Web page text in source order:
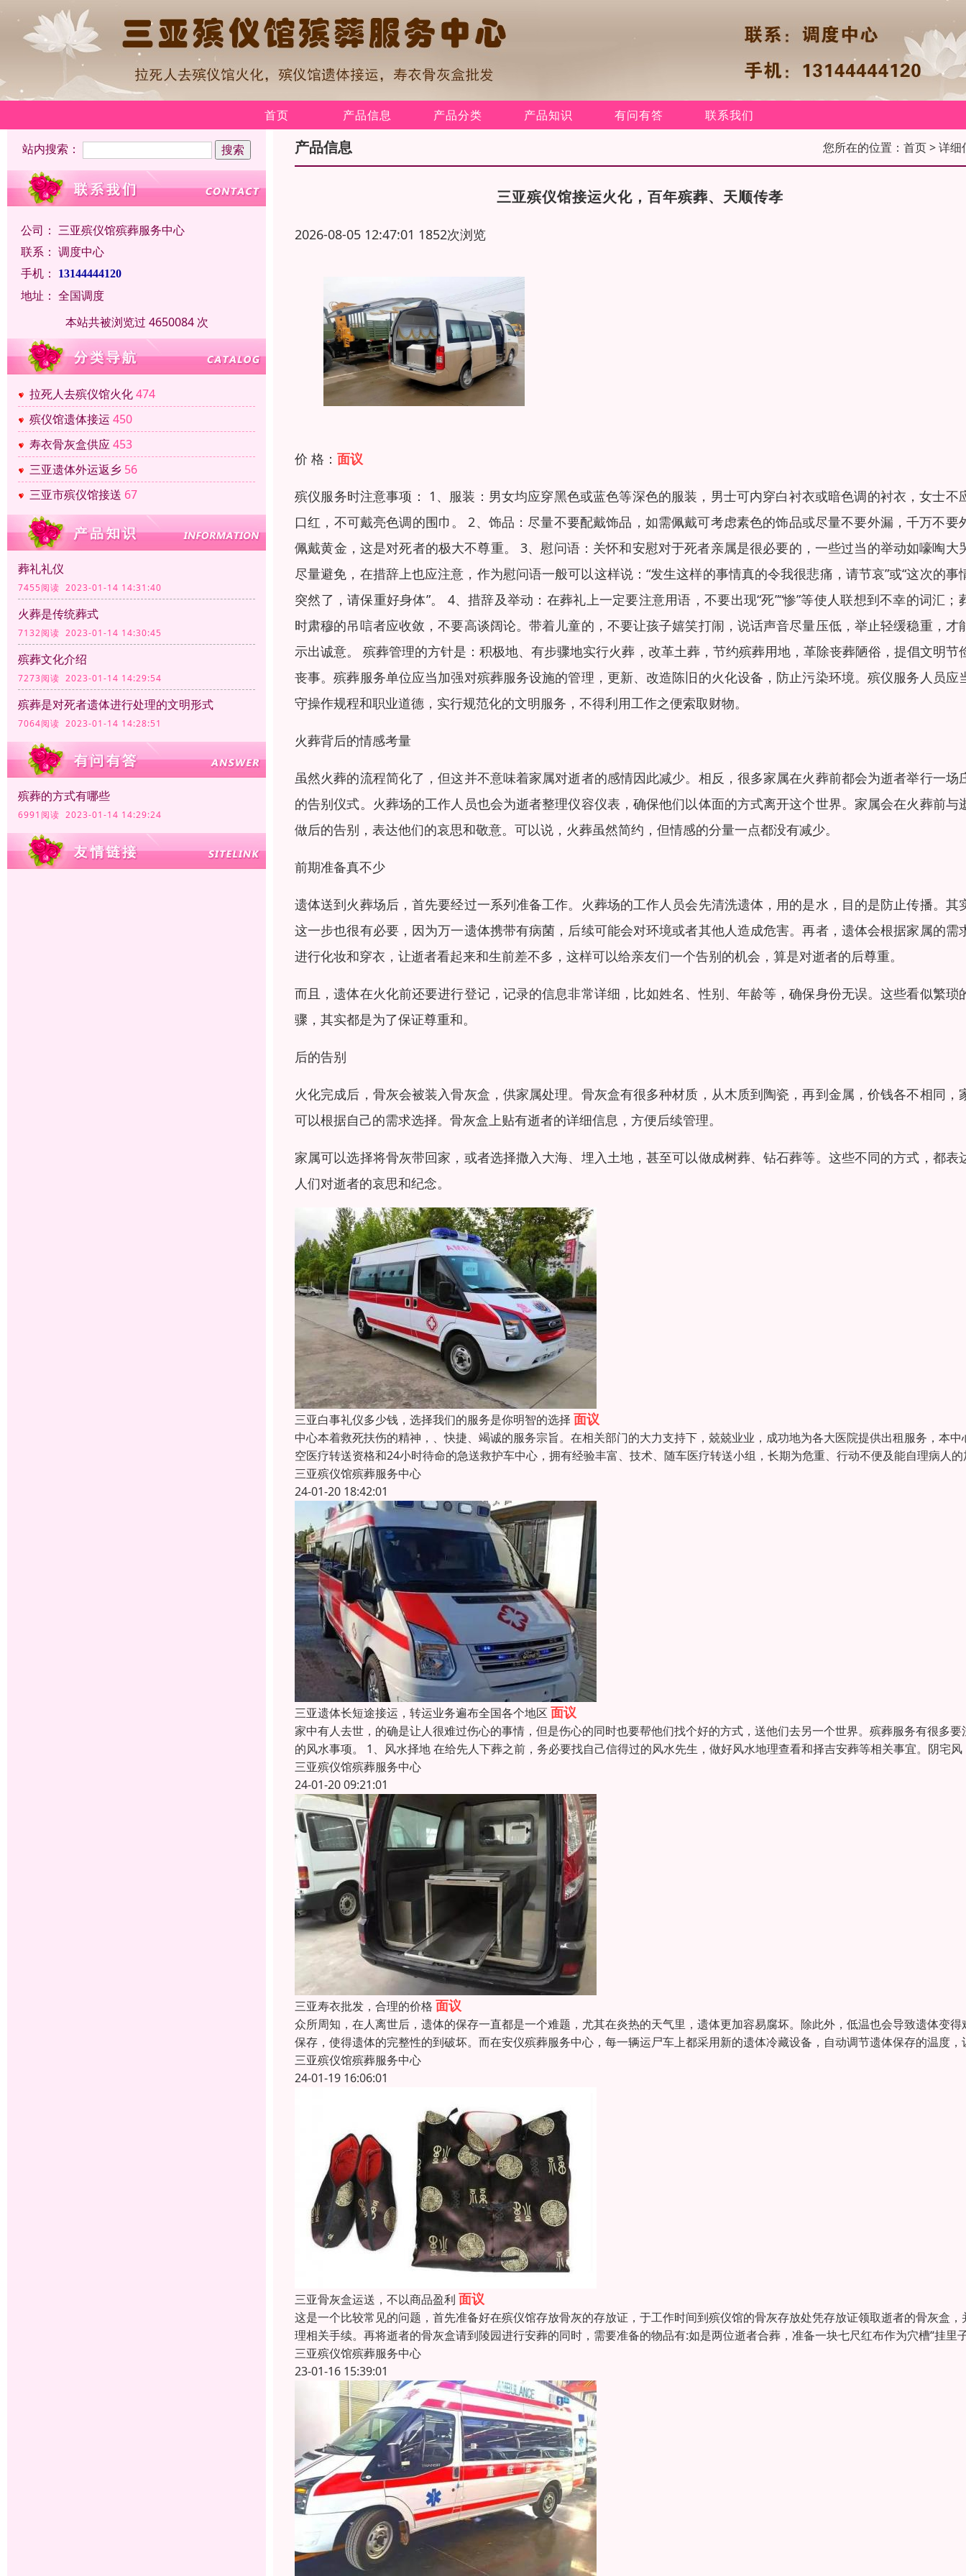
首页 产品信息 产品分类 产品知识 有问有答 联系我们
站内搜索：
公司： 三亚殡仪馆殡葬服务中心
联系： 调度中心
手机：
13144444120
地址： 全国调度
本站共被浏览过 4650084 次
拉死人去殡仪馆火化474
殡仪馆遗体接运 450
寿衣骨灰盒供应453
三亚遗体外运返乡 56
三亚市殡仪馆接送 67
葬礼礼仪
7455阅读 2023-01-14 14:31:40
火葬是传统葬式
7132阅读 2023-01-14 14:30:45
殡葬文化介绍
7273阅读 2023-01-14 14:29:54
殡葬是对死者遗体进行处理的文明形式
7064阅读 2023-01-14 14:28:51
殡葬的方式有哪些
6991阅读 2023-01-14 14:29:24
产品信息 您所在的位置： 首页> 详细
三亚殡仪馆接运火化，百年殡葬、天顺传孝
2026-08-05 12:47:01 1852次浏览
价 格： 面议
殡仪服务时注意事项： 1、服装：男女均应穿黑色或蓝色等深色的服装，男士可内穿白衬衣或暗色调的衬衣，女士不
口红，不可戴亮色调的围巾。 2、饰品：尽量不要配戴饰品，如需佩戴可考虑素色的饰品或尽量不要外漏，千万不要
佩戴黄金，这是对死者的极大不尊重。 3、慰问语：关怀和安慰对于死者亲属是很必要的，一些过当的举动如嚎啕大
尽量避免，在措辞上也应注意，作为慰问语一般可以这样说：“发生这样的事情真的令我很悲痛，请节哀”或“这次的事
突然了，请保重好身体”。 4、措辞及举动：在葬礼上一定要注意用语，不要出现“死”“惨”等使人联想到不幸的词汇；
时肃穆的吊唁者应收敛，不要高谈阔论。带着儿童的，不要让孩子嬉笑打闹，说话声音尽量压低，举止轻缓稳重，才
示出诚意。 殡葬管理的方针是：积极地、有步骤地实行火葬，改革土葬，节约殡葬用地，革除丧葬陋俗，提倡文明节
丧事。殡葬服务单位应当加强对殡葬服务设施的管理，更新、改造陈旧的火化设备，防止污染环境。殡仪服务人员应
守操作规程和职业道德，实行规范化的文明服务，不得利用工作之便索取财物。
火葬背后的情感考量
虽然火葬的流程简化了，但这并不意味着家属对逝者的感情因此减少。相反，很多家属在火葬前都会为逝者举行一场
的告别仪式。火葬场的工作人员也会为逝者整理仪容仪表，确保他们以体面的方式离开这个世界。家属会在火葬前与
做后的告别，表达他们的哀思和敬意。可以说，火葬虽然简约，但情感的分量一点都没有减少。
前期准备真不少
遗体送到火葬场后，首先要经过一系列准备工作。火葬场的工作人员会先清洗遗体，用的是水，目的是防止传播。其
这一步也很有必要，因为万一遗体携带有病菌，后续可能会对环境或者其他人造成危害。再者，遗体会根据家属的需
进行化妆和穿衣，让逝者看起来和生前差不多，这样可以给亲友们一个告别的机会，算是对逝者的后尊重。
而且，遗体在火化前还要进行登记，记录的信息非常详细，比如姓名、性别、年龄等，确保身份无误。这些看似繁琐
骤，其实都是为了保证尊重和。
后的告别
火化完成后，骨灰会被装入骨灰盒，供家属处理。骨灰盒有很多种材质，从木质到陶瓷，再到金属，价钱各不相同，
可以根据自己的需求选择。骨灰盒上贴有逝者的详细信息，方便后续管理。
家属可以选择将骨灰带回家，或者选择撒入大海、埋入土地，甚至可以做成树葬、钻石葬等。这些不同的方式，都表
人们对逝者的哀思和纪念。
三亚白事礼仪多少钱，选择我们的服务是你明智的选择 面议
中心本着救死扶伤的精神，、快捷、竭诚的服务宗旨。在相关部门的大力支持下，兢兢业业，成功地为各大医院提供出租服务，本中
空医疗转送资格和24小时待命的急送救护车中心，拥有经验丰富、技术、随车医疗转送小组，长期为危重、行动不便及能自理病人的
三亚殡仪馆殡葬服务中心
24-01-20 18:42:01
三亚遗体长短途接运，转运业务遍布全国各个地区 面议
家中有人去世，的确是让人很难过伤心的事情，但是伤心的同时也要帮他们找个好的方式，送他们去另一个世界。殡葬服务有很多要
的风水事项。 1、风水择地 在给先人下葬之前，务必要找自己信得过的风水先生，做好风水地理查看和择吉安葬等相关事宜。阴宅风
三亚殡仪馆殡葬服务中心
24-01-20 09:21:01
三亚寿衣批发，合理的价格 面议
众所周知，在人离世后，遗体的保存一直都是一个难题，尤其在炎热的天气里，遗体更加容易腐坏。除此外，低温也会导致遗体变得
保存，使得遗体的完整性的到破坏。而在安仪殡葬服务中心，每一辆运尸车上都采用新的遗体冷藏设备，自动调节遗体保存的温度，
三亚殡仪馆殡葬服务中心
24-01-19 16:06:01
三亚骨灰盒运送，不以商品盈利 面议
这是一个比较常见的问题，首先准备好在殡仪馆存放骨灰的存放证，于工作时间到殡仪馆的骨灰存放处凭存放证领取逝者的骨灰盒，
理相关手续。再将逝者的骨灰盒请到陵园进行安葬的同时，需要准备的物品有:如是两位逝者合葬，准备一块七尺红布作为穴槽“挂里
三亚殡仪馆殡葬服务中心
23-01-16 15:39:01